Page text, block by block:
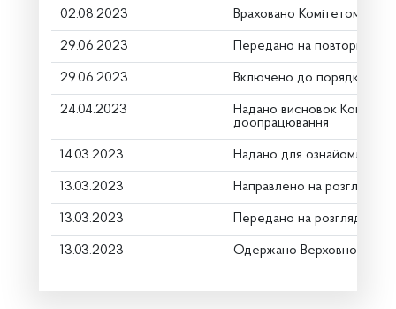
02.08.2023 Враховано Комітетом при
29.06.2023 Передано на повторне
29.06.2023 Включено до порядку
24.04.2023
Надано висновок
доопрацювання
14.03.2023 Надано для ознайомлення
13.03.2023 Направлено на розгляд
13.03.2023 Передано на розгляд
13.03.2023 Одержано Верховною